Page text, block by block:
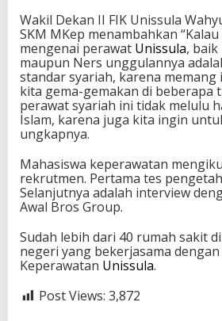
Wakil Dekan II FIK Unissula
SKM MKep menambahkan
mengenai perawat Unissula, baik
maupun Ners unggulannya
standar syariah, karena memang
kita gema-gemakan di beberapa
perawat syariah ini tidak melulu
Islam, karena juga kita ingin
ungkapnya.
Mahasiswa keperawatan
rekrutmen. Pertama tes
Selanjutnya adalah interview
Awal Bros Group.
Sudah lebih dari 40 rumah sakit
negeri yang bekerjasama dengan
Keperawatan Unissula.
Post Views: 3,872